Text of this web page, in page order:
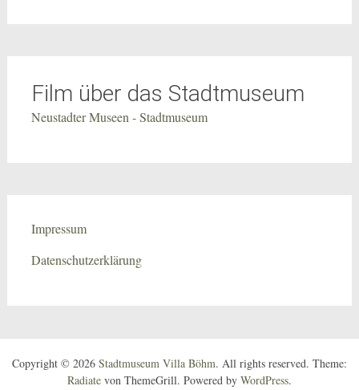
Film über das Stadtmuseum
Neustadter Museen - Stadtmuseum
Impressum
Datenschutzerklärung
Copyright © 2026 Stadtmuseum Villa Böhm. All rights reserved. Theme:
Radiate von ThemeGrill. Powered by WordPress.